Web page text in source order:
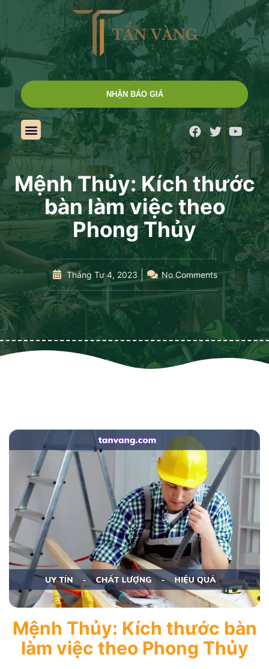
NHẬN BÁO GIÁ
Mệnh Thủy: Kích thước
bàn làm việc theo
Phong Thủy
Tháng Tư 4, 2023 No Comments
Mệnh Thủy: Kích thước bàn
làm việc theo Phong Thủy